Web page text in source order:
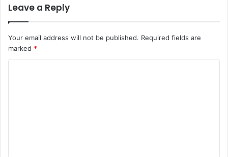
Leave a Reply
Your email address will not be published. Required fields are
marked *